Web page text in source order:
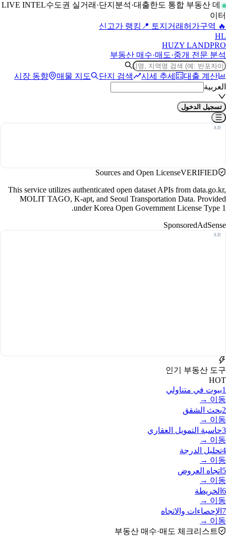
LIVE INTEL
수도권 실거래·단지분석·대출한도 통합 부동산 데
이터
🔥 신고가 랭킹
📍 토지거래허가구역
HL
HUZY LANDPRO
부동산 매수·매도·중개 전문 분석
시장 동향 매물 지도 단지 검색 시세 추세
대출 계산
العربية
تسجيل الدخول
Sources and Open LicenseVERIFIED
This service utilizes authenticated open dataset APIs from data.go.kr,
MOLIT TAGO, K-apt, and Seoul Transportation Data. Provided
under Korea Open Government License Type 1.
SponsoredAdSense
인기 부동산 도구
HOT
1بيوت في متناولي
이동 →
2بحث الشقق
이동 →
3حاسبة التمويل العقاري
이동 →
4تحليل الدرجة
이동 →
5 اتجاه العروض
이동 →
6 الخريطة
이동 →
7 الإحصاءات والاتجاه
이동 →
부동산 매수·매도 체크리스트